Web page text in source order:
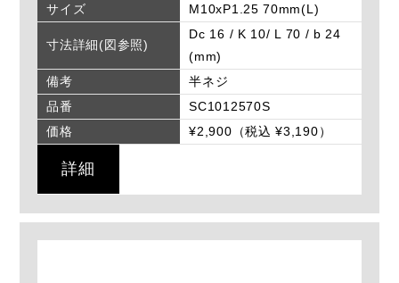
サイズ
M10xP1.25 70mm(L)
寸法詳細(図参照)
Dc 16 / K 10/ L 70 / b 24
(mm)
備考
半ネジ
品番
SC1012570S
価格
¥2,900（税込 ¥3,190）
詳細